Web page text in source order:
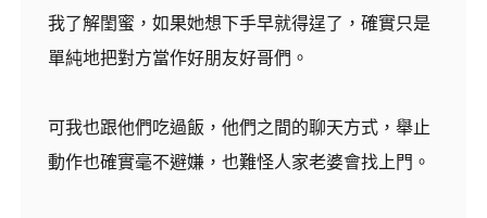
我了解閨蜜，如果她想下手早就得逞了，確實只是
單純地把對方當作好朋友好哥們。
可我也跟他們吃過飯，他們之間的聊天方式，舉止
動作也確實毫不避嫌，也難怪人家老婆會找上門。